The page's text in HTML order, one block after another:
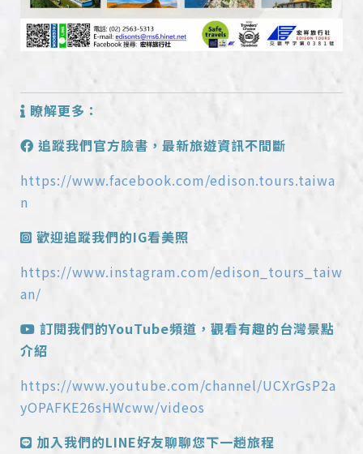
瞭解更多：
追蹤我們官方臉書，最新旅遊資訊不間斷
https://www.facebook.com/edison.tours.taiwa
n
歡迎追蹤我們的IG看美照
https://www.instagram.com/edison_tours_taiw
an/
訂閱我們的YouTube頻道，觀看有趣的台灣景點
介紹
https://www.youtube.com/channel/UCXrGsP2a
yOPAFKE26sHWcww/videos
加入我們的LINE好友聊聊您下一趟旅程